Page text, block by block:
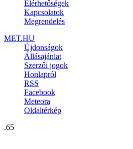
Elérhetőségek
Kapcsolatok
Megrendelés
MET.HU
Újdonságok
Állásajánlat
Szerzői jogok
Honlapról
RSS
Facebook
Meteora
Oldaltérkép
.65